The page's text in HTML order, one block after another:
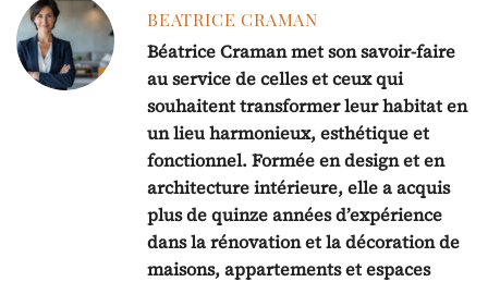
BEATRICE CRAMAN
Béatrice Craman met son savoir-faire
au service de celles et ceux qui
souhaitent transformer leur habitat en
un lieu harmonieux, esthétique et
fonctionnel. Formée en design et en
architecture intérieure, elle a acquis
plus de quinze années d’expérience
dans la rénovation et la décoration de
maisons, appartements et espaces